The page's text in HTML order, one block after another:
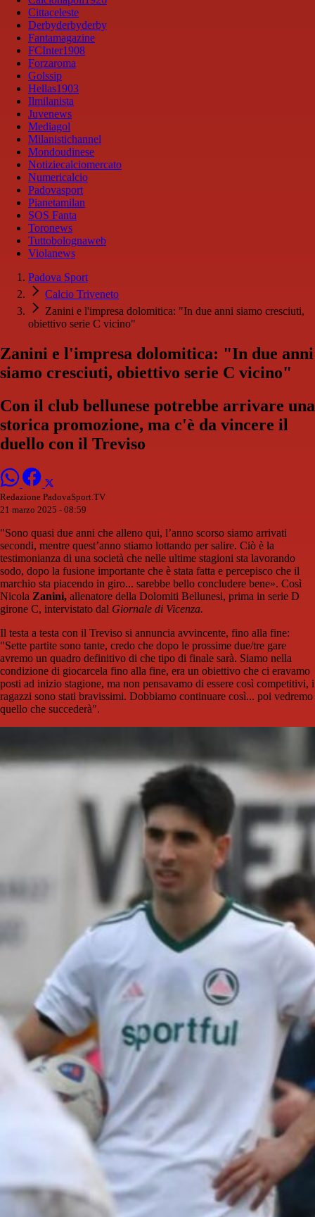
Cittaceleste
Derbyderbyderby
Fantamagazine
FCInter1908
Forzaroma
Golssip
Hellas1903
Ilmilanista
Juvenews
Mediagol
Milanistichannel
Mondoudinese
Notiziecalciomercato
Numericalcio
Padovasport
Pianetamilan
SOS Fanta
Toronews
Tuttobolognaweb
Violanews
Padova Sport
Calcio Triveneto
Zanini e l'impresa dolomitica: "In due anni siamo cresciuti,
obiettivo serie C vicino"
Zanini e l'impresa dolomitica: "In due anni
siamo cresciuti, obiettivo serie C vicino"
Con il club bellunese potrebbe arrivare una
storica promozione, ma c'è da vincere il
duello con il Treviso
Redazione PadovaSport.TV
21 marzo 2025 - 08:59
"Sono quasi due anni che alleno qui, l’anno scorso siamo arrivati
secondi, mentre quest’anno stiamo lottando per salire. Ciò è la
testimonianza di una società che nelle ultime stagioni sta lavorando
sodo, dopo la fusione importante che è stata fatta e percepisco che il
marchio sta piacendo in giro... sarebbe bello concludere bene». Così
Nicola Zanini, allenatore della Dolomiti Bellunesi, prima in serie D
girone C, intervistato dal Giornale di Vicenza.
Il testa a testa con il Treviso si annuncia avvincente, fino alla fine:
"Sette partite sono tante, credo che dopo le prossime due/tre gare
avremo un quadro definitivo di che tipo di finale sarà. Siamo nella
condizione di giocarcela fino alla fine, era un obiettivo che ci eravamo
posti ad inizio stagione, ma non pensavamo di essere così competitivi, i
ragazzi sono stati bravissimi. Dobbiamo continuare così... poi vedremo
quello che succederà".